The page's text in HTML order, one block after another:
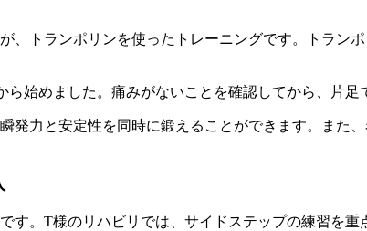
、トランポリンを使ったトレーニングです。トラン
始めました。痛みがないことを確認してから、片
発力と安定性を同時に鍛えることができます。ま
す。T様のリハビリでは、サイドステップの練習を重